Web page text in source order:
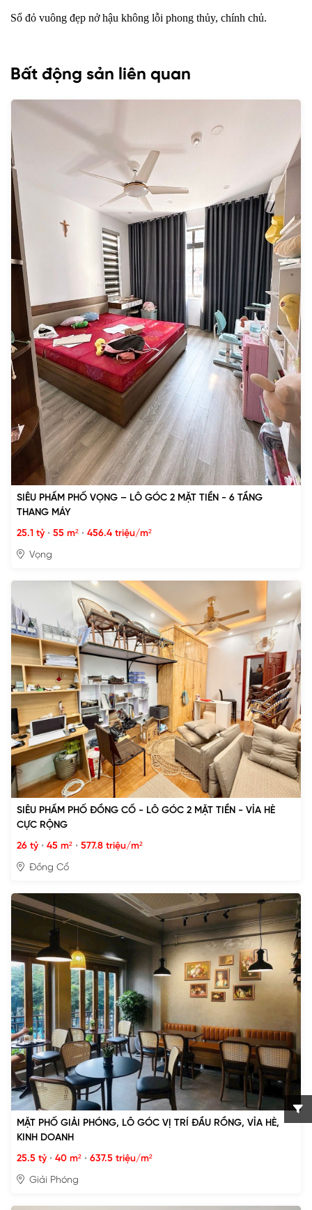
Sổ đỏ vuông đẹp nở hậu không lỗi phong thủy, chính chủ.
Bất động sản liên quan
SIÊU PHẨM PHỐ VỌNG – LÔ GÓC 2 MẶT TIỀN - 6 TẦNG
THANG MÁY
25.1 tỷ • 55 m² • 456.4 triệu/m²
Vọng
SIÊU PHẨM PHỐ ĐỒNG CỔ - LÔ GÓC 2 MẶT TIỀN - VỈA HÈ
CỰC RỘNG
26 tỷ • 45 m² • 577.8 triệu/m²
Đồng Cổ
MẶT PHỐ GIẢI PHÓNG, LÔ GÓC VỊ TRÍ ĐẦU RỒNG, VỈA HÈ,
KINH DOANH
25.5 tỷ • 40 m² • 637.5 triệu/m²
Giải Phóng